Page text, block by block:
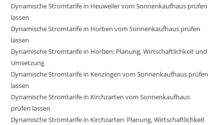
Dynamische Stromtarife in Heuweiler vom Sonnenkaufhaus prüfen
lassen
Dynamische Stromtarife in Horben vom Sonnenkaufhaus prüfen
lassen
Dynamische Stromtarife in Horben: Planung, Wirtschaftlichkeit und
Umsetzung
Dynamische Stromtarife in Kenzingen vom Sonnenkaufhaus prüfen
lassen
Dynamische Stromtarife in Kirchzarten vom Sonnenkaufhaus
prüfen lassen
Dynamische Stromtarife in Kirchzarten: Planung, Wirtschaftlichkeit